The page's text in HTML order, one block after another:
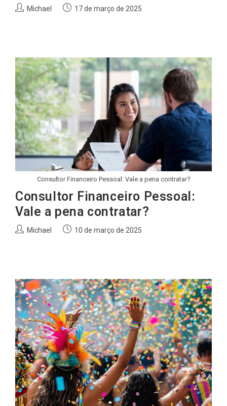
AutorMichael
Post17 de março de 2025
Consultor Financeiro Pessoal: Vale a pena contratar?
Consultor Financeiro Pessoal:
Vale a pena contratar?
AutorMichael
Post10 de março de 2025